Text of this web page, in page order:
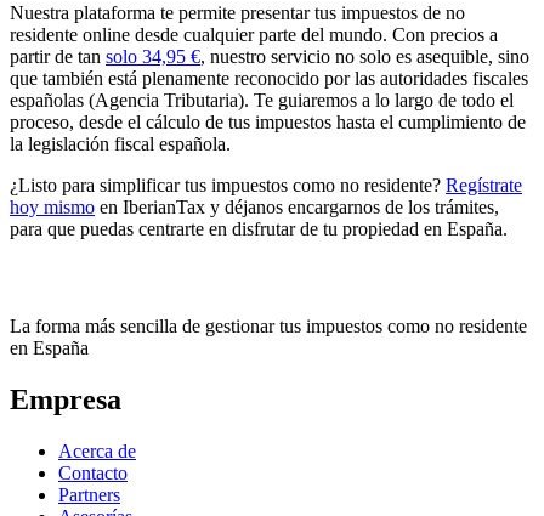
Nuestra plataforma te permite presentar tus impuestos de no
residente online desde cualquier parte del mundo. Con precios a
partir de tan solo 34,95 €, nuestro servicio no solo es asequible, sino
que también está plenamente reconocido por las autoridades fiscales
españolas (Agencia Tributaria). Te guiaremos a lo largo de todo el
proceso, desde el cálculo de tus impuestos hasta el cumplimiento de
la legislación fiscal española.
¿Listo para simplificar tus impuestos como no residente? Regístrate
hoy mismo en IberianTax y déjanos encargarnos de los trámites,
para que puedas centrarte en disfrutar de tu propiedad en España.
La forma más sencilla de gestionar tus impuestos como no residente
en España
Empresa
Acerca de
Contacto
Partners